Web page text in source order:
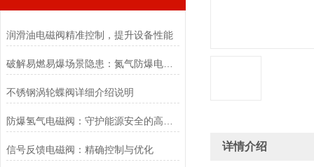
润滑油电磁阀精准控制，提升设备性能
破解易燃易爆场景隐患：氮气防爆电磁阀的安全适配优化方案
不锈钢涡轮蝶阀详细介绍说明
信号反馈电磁阀：精确控制与优化 详情介绍